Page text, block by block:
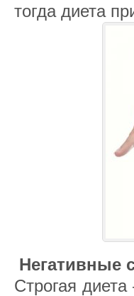
тогда диета
Негативные
Строгая